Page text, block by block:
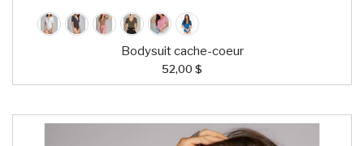
Bodysuit cache-coeur
52,00 $